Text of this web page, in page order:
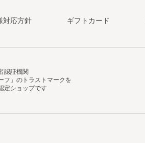
対応方針 ギフトカード
認証機関
フ」のトラストマークを
定ショップです